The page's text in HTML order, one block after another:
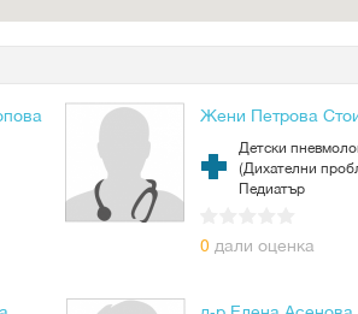
Жени Петрова
Детски
(Дихателни
Педиатър
0 дали оценка